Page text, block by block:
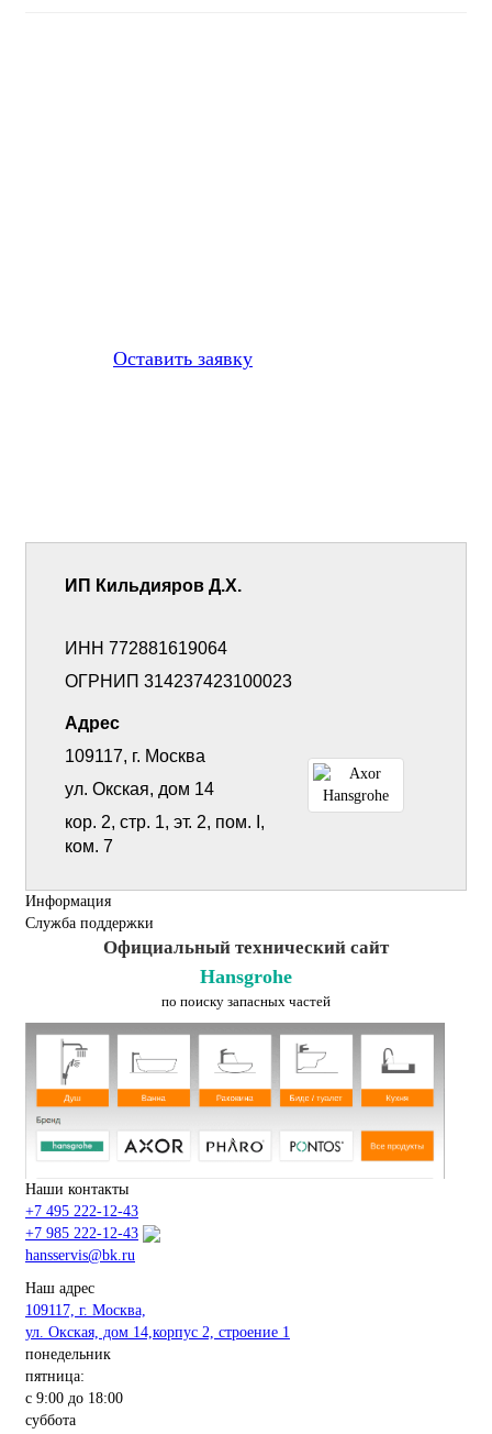
Оставить заявку
ИП Кильдияров Д.Х.
ИНН 772881619064
ОГРНИП 314237423100023
Адрес
109117, г. Москва
ул. Окская, дом 14
кор. 2, стр. 1, эт. 2, пом. I,
ком. 7
Информация
Служба поддержки
Официальный технический сайт
Hansgrohe
по поиску запасных частей
Наши контакты
+7 495 222-12-43
+7 985 222-12-43
hansservis@bk.ru
Наш адрес
109117, г. Москва,
ул. Окская, дом 14,корпус 2, строение 1
понедельник
пятница:
с 9:00 до 18:00
суббота